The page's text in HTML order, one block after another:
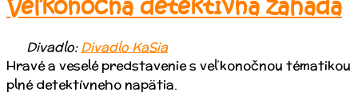
Veľkonočná detektívna záhada
Divadlo:Divadlo KaSia
Hravé a veselé predstavenie s veľkonočnou tématikou
plné detektívneho napätia.